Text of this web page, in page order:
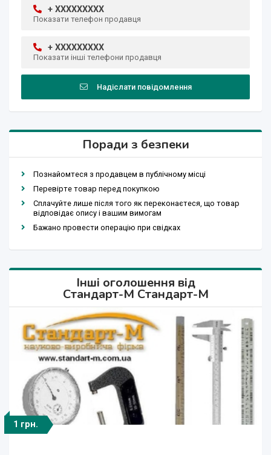
+ XXXXXXXXX
Показати телефон продавця
+ XXXXXXXXX
Показати інші телефони продавця
Надіслати повідомлення
Поради з безпеки
Познайомтеся з продавцем в публічному місці
Перевірте товар перед покупкою
Сплачуйте лише після того як переконаєтеся, що товар
відповідає опису і вашим вимогам
Бажано провести операцію при свідках
Інші оголошення від
Стандарт-М Стандарт-М
1 грн.
1 грн.
1 грн.